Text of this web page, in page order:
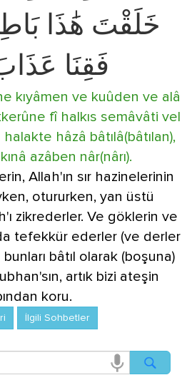
خَلَقْتَ هَٰذَا
فَقِنَا عَذَابَ
kıyâmen ve kuûden ve alâ
fî halkıs semâvâti vel
hâzâ bâtılâ(bâtılan),
azâben nâr(nârı).
Allah'ın sır hazinelerinin
otururken, yan üstü
zikrederler. Ve göklerin ve
tefekkür ederler (ve derler
bâtıl olarak (boşuna)
artık bizi ateşin
koru.
İlgili Sohbetler